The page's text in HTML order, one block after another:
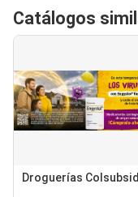
Catálogos
Droguerías